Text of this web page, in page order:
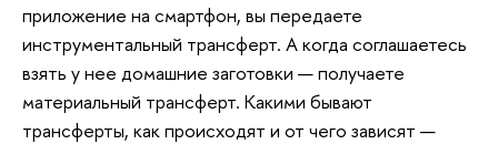
приложение на смартфон, вы передаете
инструментальный трансферт. А когда соглашаетесь
взять у нее домашние заготовки — получаете
материальный трансферт. Какими бывают
трансферты, как происходят и от чего зависят —